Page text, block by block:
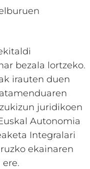
bezala lortzeko.
irauten duen
juridikoen
Autonomia
Integralari
ekainaren
ere.